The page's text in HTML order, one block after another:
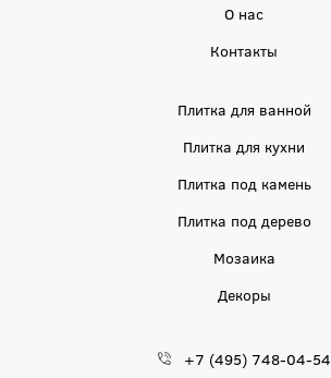
О нас
Контакты
Плитка для ванной
Плитка для кухни
Плитка под камень
Плитка под дерево
Мозаика
Декоры
+7 (495) 748-04-54